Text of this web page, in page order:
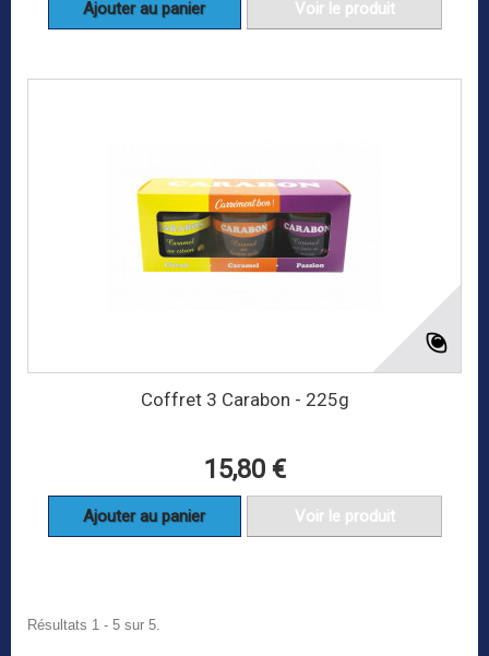
Ajouter au panier Voir le produit
Coffret 3 Carabon - 225g
15,80 €
Ajouter au panier Voir le produit
Résultats 1 - 5 sur 5.